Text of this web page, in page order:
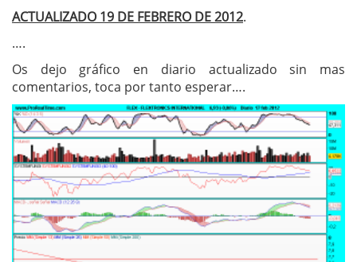
ACTUALIZADO 19 DE FEBRERO DE 2012.
….
Os dejo gráfico en diario actualizado sin mas
comentarios, toca por tanto esperar….